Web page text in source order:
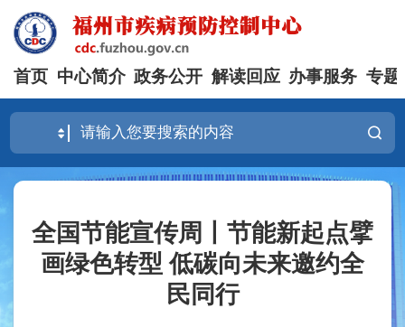
首页 中心简介 政务公开 解读回应 办事服务 专题
全国节能宣传周丨节能新起点擘
画绿色转型 低碳向未来邀约全
民同行